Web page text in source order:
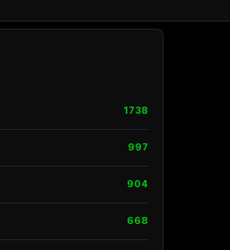
1738
997
904
668